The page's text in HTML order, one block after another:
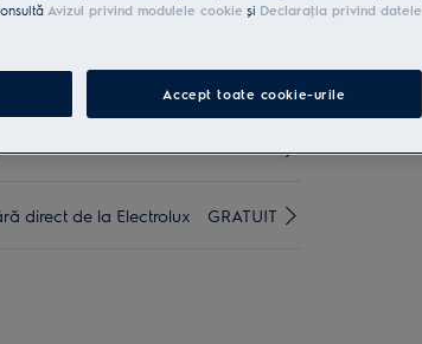
aparat vechi INCLUSĂ
direct de la Electrolux GRATUIT
Avizul privind modulele cookie și Declaraţia privind datele
Accept toate cookie-urile